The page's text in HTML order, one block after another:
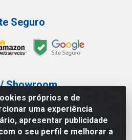
próprios e de
uma experiência
apresentar publicidade
o seu perfil e melhorar a
Seguro
Showroom
(11) 3227-0546
- Pari - São Paulo/SP